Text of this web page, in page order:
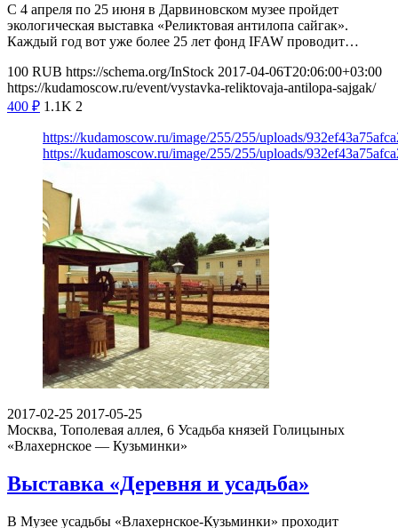
С 4 апреля по 25 июня в Дарвиновском музее пройдет
экологическая выставка «Реликтовая антилопа сайгак».
Каждый год вот уже более 25 лет фонд IFAW проводит…
100 RUB https://schema.org/InStock 2017-04-06T20:06:00+03:00
https://kudamoscow.ru/event/vystavka-reliktovaja-antilopa-sajgak/
400 ₽ 1.1K 2
https://kudamoscow.ru/image/255/255/uploads/
https://kudamoscow.ru/image/255/255/uploads/
2017-02-25 2017-05-25
Москва, Тополевая аллея, 6 Усадьба князей Голицыных
«Влахернское — Кузьминки»
Выставка «Деревня и усадьба»
В Музее усадьбы «Влахернское-Кузьминки» проходит